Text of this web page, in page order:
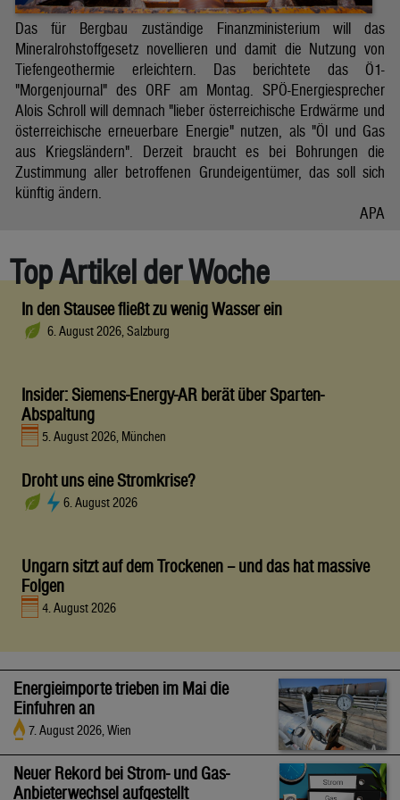
Das für Bergbau zuständige Finanzministerium will das
Mineralrohstoffgesetz novellieren und damit die Nutzung von
Tiefengeothermie erleichtern. Das berichtete das Ö1-
"Morgenjournal" des ORF am Montag. SPÖ-Energiesprecher
Alois Schroll will demnach "lieber österreichische Erdwärme und
österreichische erneuerbare Energie" nutzen, als "Öl und Gas
aus Kriegsländern". Derzeit braucht es bei Bohrungen die
Zustimmung aller betroffenen Grundeigentümer, das soll sich
künftig ändern.
APA
Top Artikel der Woche
In den Stausee fließt zu wenig Wasser ein
6. August 2026, Salzburg
Insider: Siemens-Energy-AR berät über Sparten-
Abspaltung
5. August 2026, München
Droht uns eine Stromkrise?
6. August 2026
Ungarn sitzt auf dem Trockenen – und das hat massive
Folgen
4. August 2026
Energieimporte trieben im Mai die
Einfuhren an
7. August 2026, Wien
Neuer Rekord bei Strom- und Gas-
Anbieterwechsel aufgestellt